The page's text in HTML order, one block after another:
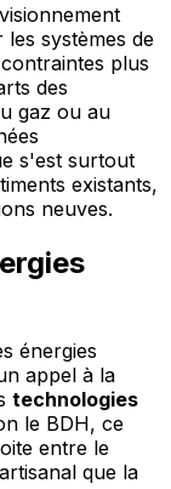
systèmes de
plus
des
gaz ou au
s'est surtout
existants,
neuves.
énergies
appel à la
technologies
le BDH, ce
entre le
que la